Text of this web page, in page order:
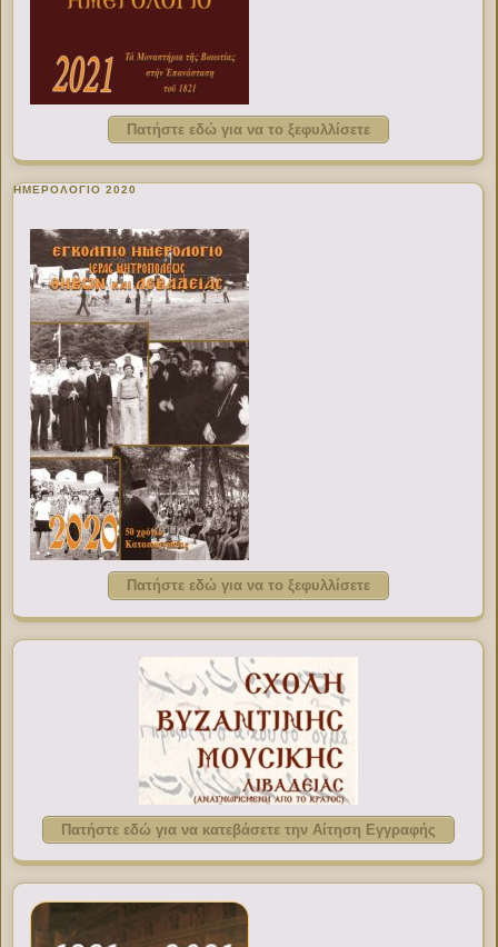
Πατήστε εδώ για να το ξεφυλλίσετε
ΗΜΕΡΟΛΟΓΙΟ 2020
Πατήστε εδώ για να το ξεφυλλίσετε
Πατήστε εδώ για να κατεβάσετε την Αίτηση Εγγραφής